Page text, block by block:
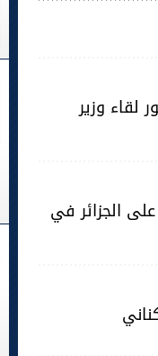
لقاء وزير
الجزائر في